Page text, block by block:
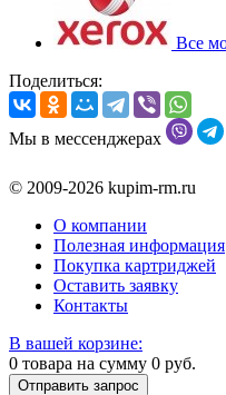
Все
Поделиться:
Мы в мессенджерах
© 2009-2026 kupim-rm.ru
О компании
Полезная информация
Покупка картриджей
Оставить заявку
Контакты
В вашей корзине:
0 товара на сумму 0 руб.
Отправить запрос